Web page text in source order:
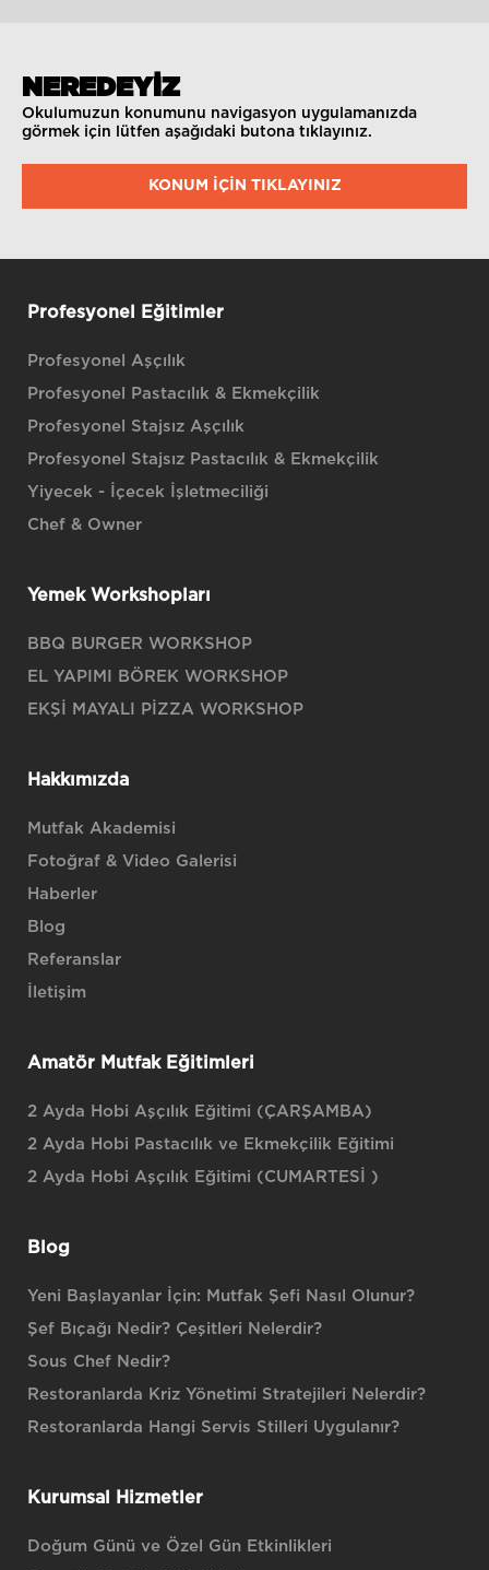
NEREDEYİZ
Okulumuzun konumunu navigasyon uygulamanızda
görmek için lütfen aşağıdaki butona tıklayınız.
KONUM IÇIN TIKLAYINIZ
Profesyonel Eğitimler
Profesyonel Aşçılık
Profesyonel Pastacılık & Ekmekçilik
Profesyonel Stajsız Aşçılık
Profesyonel Stajsız Pastacılık & Ekmekçilik
Yiyecek - İçecek İşletmeciliği
Chef & Owner
Yemek Workshopları
BBQ BURGER WORKSHOP
EL YAPIMI BÖREK WORKSHOP
EKŞİ MAYALI PİZZA WORKSHOP
Hakkımızda
Mutfak Akademisi
Fotoğraf & Video Galerisi
Haberler
Blog
Referanslar
İletişim
Amatör Mutfak Eğitimleri
2 Ayda Hobi Aşçılık Eğitimi (ÇARŞAMBA)
2 Ayda Hobi Pastacılık ve Ekmekçilik Eğitimi
2 Ayda Hobi Aşçılık Eğitimi (CUMARTESİ )
Blog
Yeni Başlayanlar İçin: Mutfak Şefi Nasıl Olunur?
Şef Bıçağı Nedir? Çeşitleri Nelerdir?
Sous Chef Nedir?
Restoranlarda Kriz Yönetimi Stratejileri Nelerdir?
Restoranlarda Hangi Servis Stilleri Uygulanır?
Kurumsal Hizmetler
Doğum Günü ve Özel Gün Etkinlikleri